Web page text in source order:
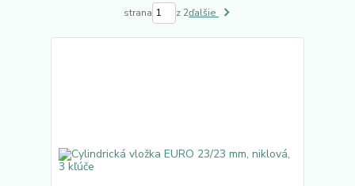
strana z 2ďalšie